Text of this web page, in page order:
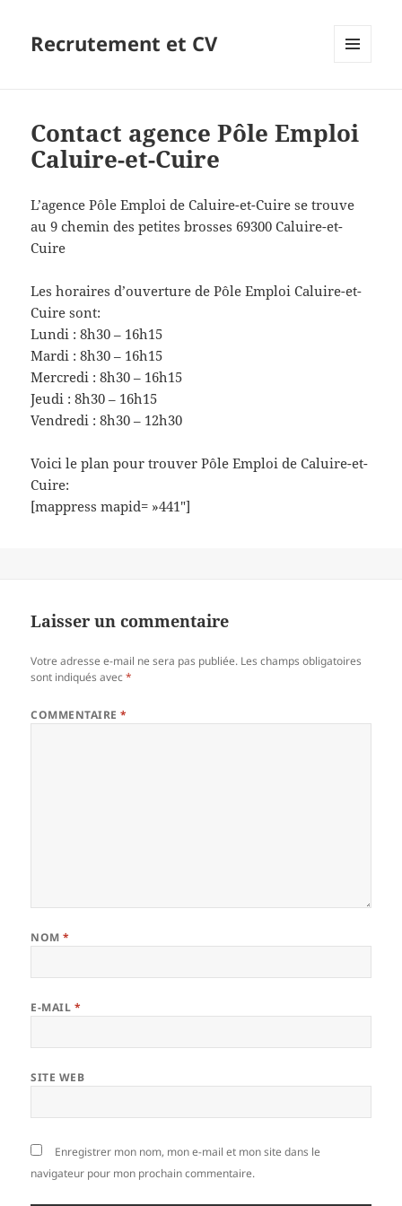
Recrutement et CV
Contact agence Pôle Emploi
Caluire-et-Cuire
L’agence Pôle Emploi de Caluire-et-Cuire se trouve
au 9 chemin des petites brosses 69300 Caluire-et-
Cuire
Les horaires d’ouverture de Pôle Emploi Caluire-et-
Cuire sont:
Lundi : 8h30 – 16h15
Mardi : 8h30 – 16h15
Mercredi : 8h30 – 16h15
Jeudi : 8h30 – 16h15
Vendredi : 8h30 – 12h30
Voici le plan pour trouver Pôle Emploi de Caluire-et-
Cuire:
[mappress mapid= »441″]
Laisser un commentaire
Votre adresse e-mail ne sera pas publiée. Les champs obligatoires
sont indiqués avec*
COMMENTAIRE*
NOM*
E-MAIL *
SITE WEB
Enregistrer mon nom, mon e-mail et mon site dans le
navigateur pour mon prochain commentaire.